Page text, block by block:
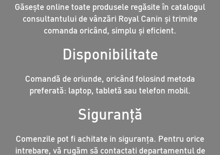
Găsește online toate produsele regăsite în catalogul
consultantului de vânzări Royal Canin și trimite
comanda oricând, simplu și eficient.
Disponibilitate
Comandă de oriunde, oricând folosind metoda
preferată: laptop, tabletă sau telefon mobil.
Siguranță
Comenzile pot fi achitate in siguranța. Pentru orice
intrebare, vă rugăm să contactati departamentul de